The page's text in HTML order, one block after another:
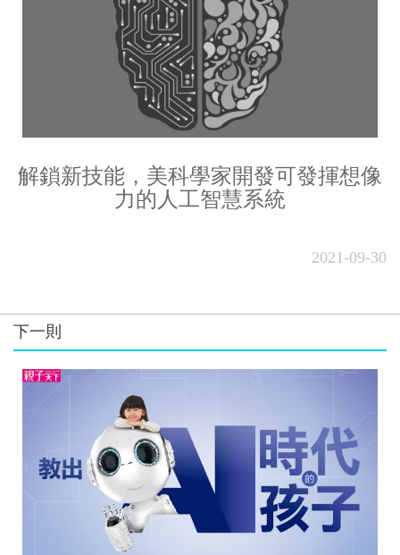
解鎖新技能，美科學家開發可發揮想像
力的人工智慧系統
2021-09-30
下一則